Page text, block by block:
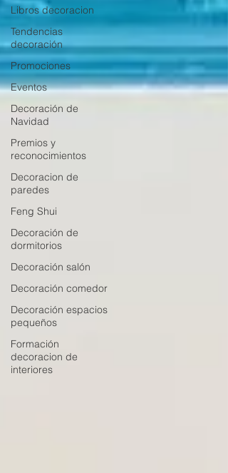
Libros decoracion
Tendencias
decoración
Promociones
Eventos
Decoración de
Navidad
Premios y
reconocimientos
Decoracion de
paredes
Feng Shui
Decoración de
dormitorios
Decoración salón
Decoración comedor
Decoración espacios
pequeños
Formación
decoracion de
interiores